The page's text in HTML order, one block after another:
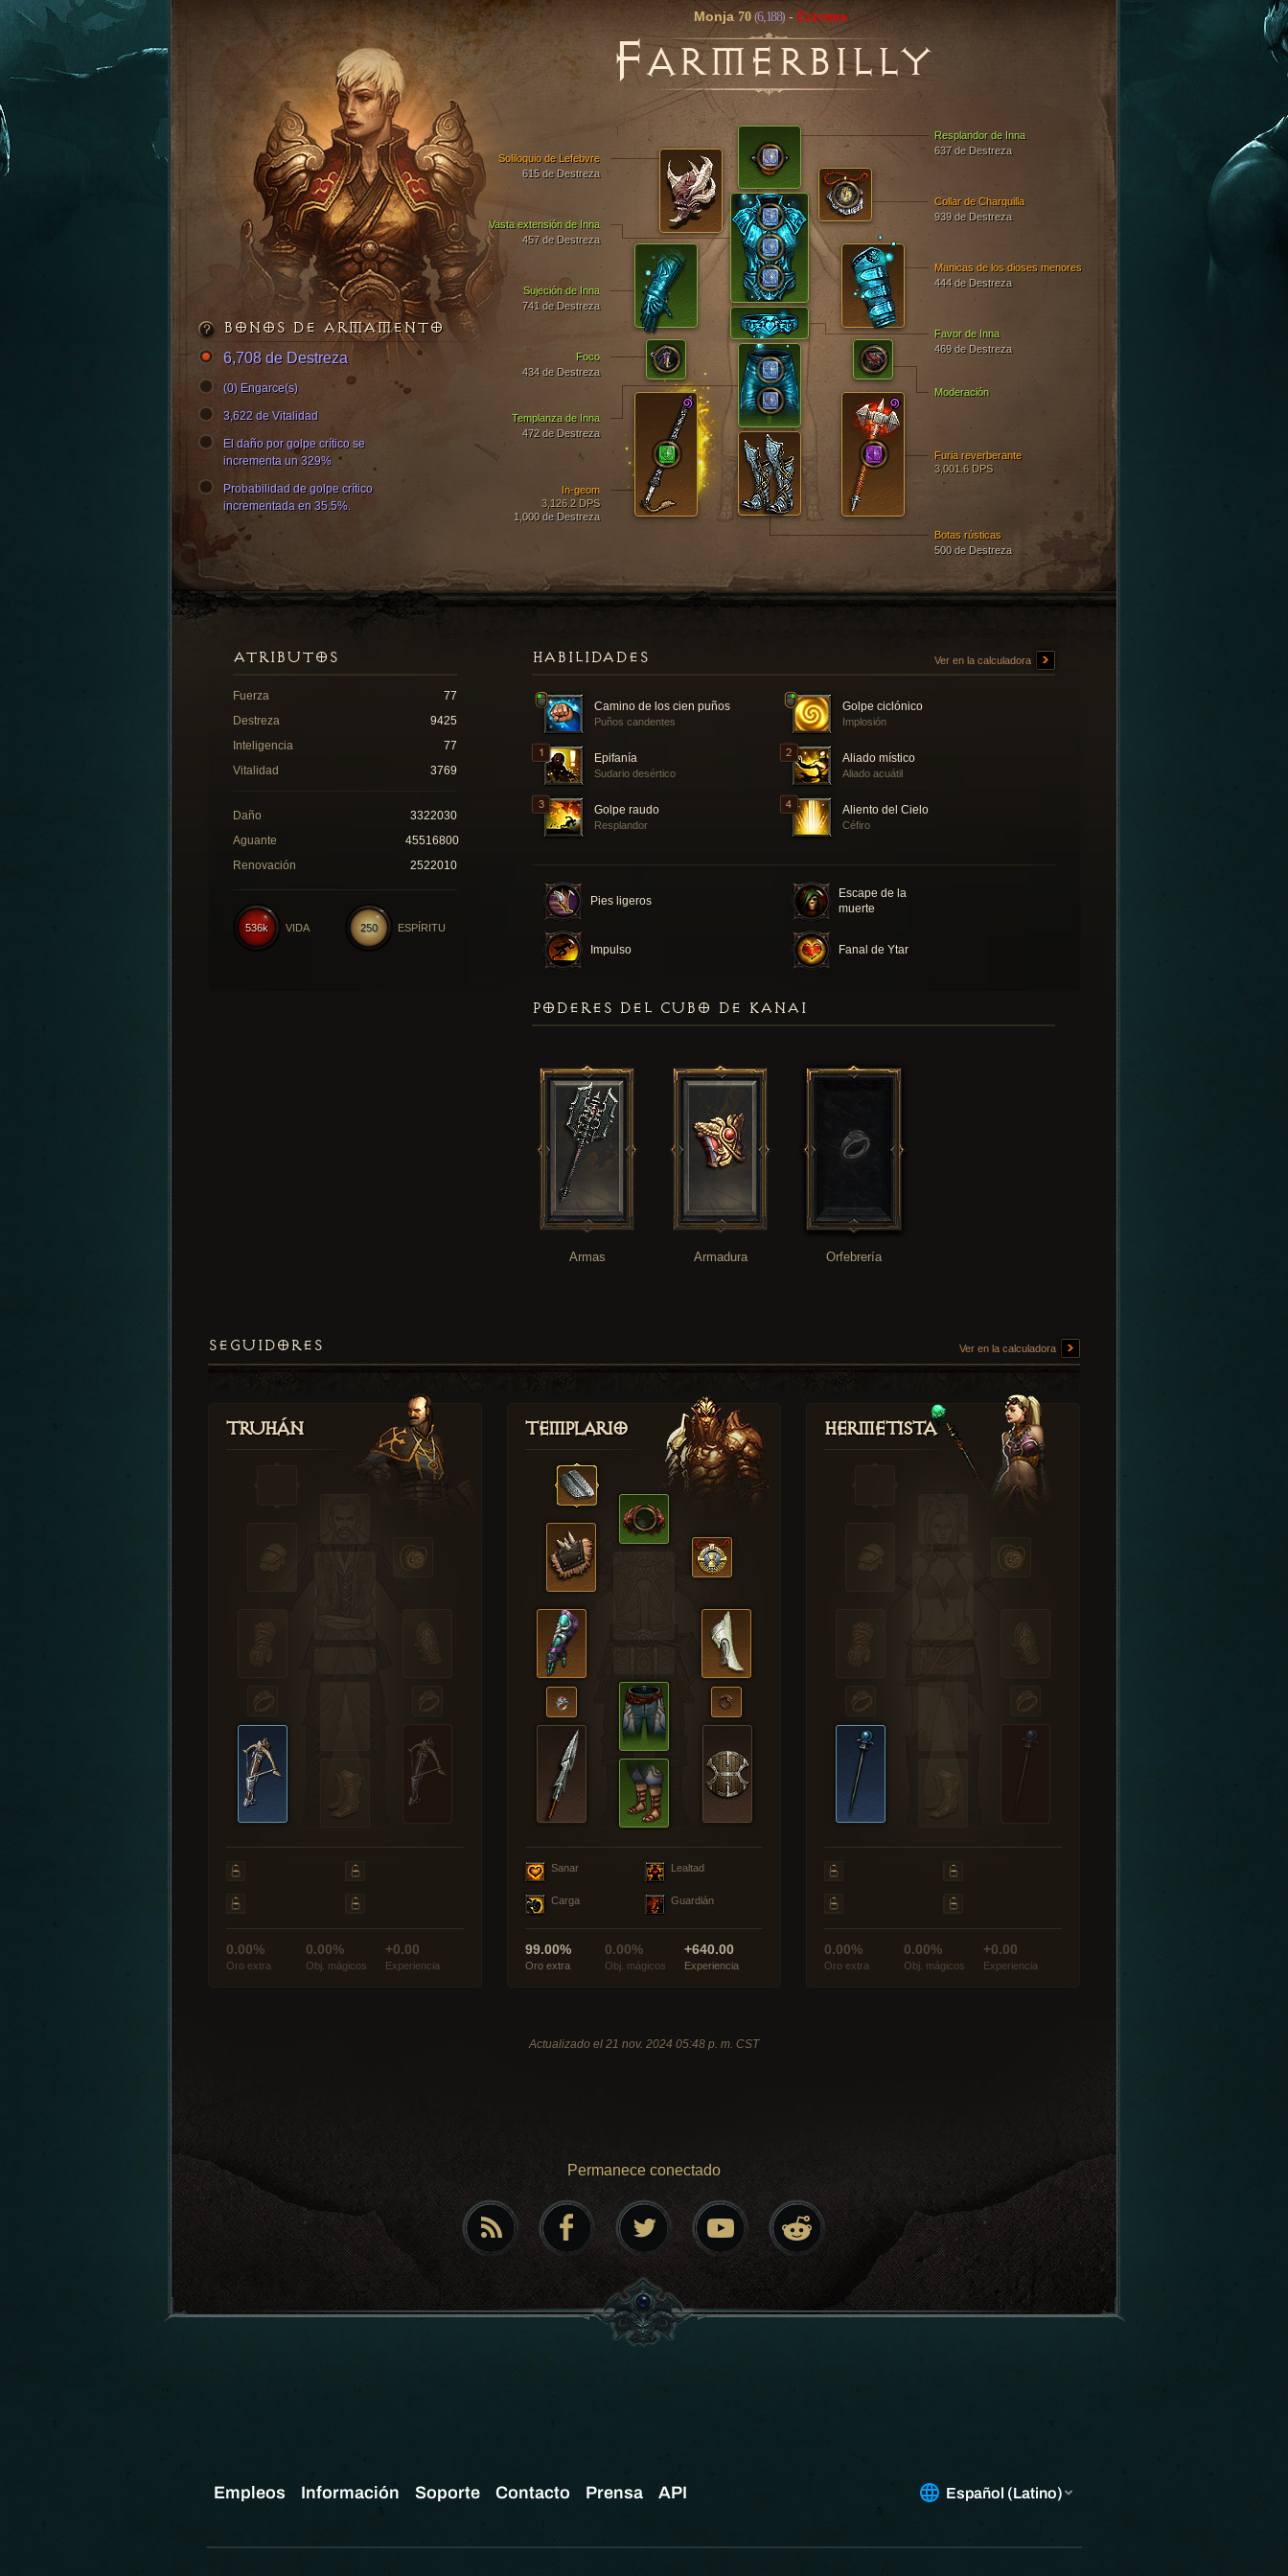
Monja70 (6,188) - Extremo
FARMERBILLY
Resplandor de Inna
637 de Destreza
Vasta extensión de Inna
457 de Destreza
Botas rústicas
500 de Destreza
Sujeción de Inna
741 de Destreza
Soliloquio de Lefebvre
615 de Destreza
Templanza de Inna
472 de Destreza
Manicas de los dioses menores
444 de Destreza
In-geom
3,126.2 DPS
1,000 de Destreza
Furia reverberante
3,001.6 DPS
Favor de Inna
469 de Destreza
Moderación
Foco
434 de Destreza
Collar de Charquilla
939 de Destreza
BONOS DE ARMAMENTO
6,708 de Destreza
(0) Engarce(s)
3,622 de Vitalidad
El daño por golpe crítico se
incrementa un 329%
Probabilidad de golpe crítico
incrementada en 35.5%.
HABILIDADES Ver en la calculadora
Camino de los cien puños
Puños candentes
Golpe ciclónico
Implosión
Epifanía
Sudario desértico
Aliado místico
Aliado acuátil
Golpe raudo
Resplandor
Aliento del Cielo
Céfiro
Pies ligeros
Escape de la
muerte
Impulso Fanal de Ytar
ATRIBUTOS
Fuerza
77
Destreza
9425
Inteligencia
77
Vitalidad
3769
Daño
3322030
Aguante
45516800
Renovación
2522010
250 ESPÍRITU
536k VIDA
PODERES DEL CUBO DE KANAI
Armas Armadura Orfebrería
SEGUIDORES Ver en la calculadora
Truhán
0.00%
Oro extra
0.00%
Obj. mágicos
+0.00
Experiencia
Templario
Sanar Lealtad
Carga Guardián
99.00%
Oro extra
0.00%
Obj. mágicos
+640.00
Experiencia
Hermetista
0.00%
Oro extra
0.00%
Obj. mágicos
+0.00
Experiencia
Actualizado el 21 nov. 2024 05:48 p. m. CST
Permanece conectado